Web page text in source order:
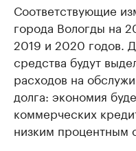
Соответствующие
города Вологды на
2019 и 2020 годов.
средства будут
расходов на
долга: экономия
коммерческих
низким процентным